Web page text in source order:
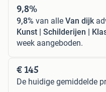
9,8%
9,8% van alle Van dijk
Kunst | Schilderijen |
week aangeboden.
€ 145
De huidige gemiddelde